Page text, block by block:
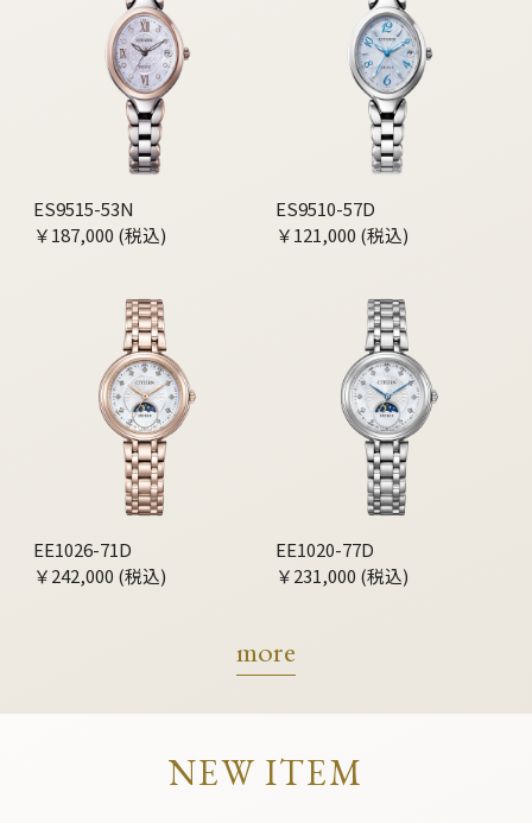
ES9515-53N
￥187,000 (税込)
ES9510-57D
￥121,000 (税込)
EE1026-71D
￥242,000 (税込)
EE1020-77D
￥231,000 (税込)
more
NEW ITEM